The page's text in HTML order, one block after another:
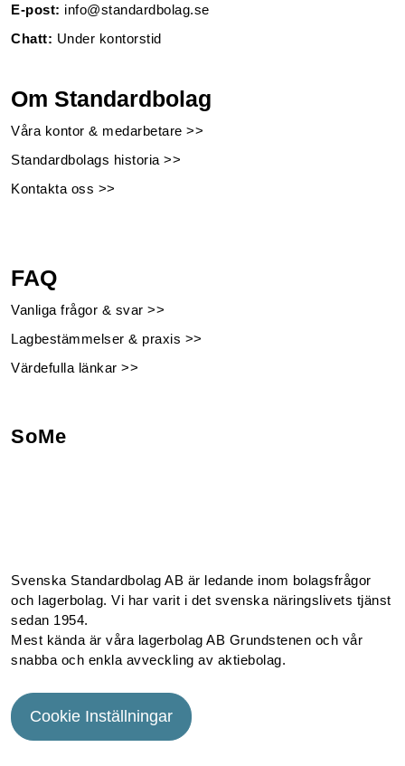
E-post: info@standardbolag.se
Chatt: Under kontorstid
Om Standardbolag
Våra kontor & medarbetare >>
Standardbolags historia >>
Kontakta oss >>
FAQ
Vanliga frågor & svar >>
Lagbestämmelser & praxis >>
Värdefulla länkar >>
SoMe
Svenska Standardbolag AB är ledande inom bolagsfrågor
och lagerbolag. Vi har varit i det svenska näringslivets tjänst
sedan 1954.
Mest kända är våra lagerbolag AB Grundstenen och vår
snabba och enkla avveckling av aktiebolag.
Cookie Inställningar